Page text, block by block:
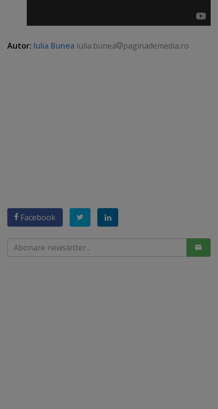
Autor: Iulia Bunea iulia.bunea paginademedia.ro
Facebook